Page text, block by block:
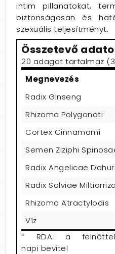
intim pillanatokat,
biztonságosan és
szexuális teljesítményt.
Összetevő
20 adagot tartalmaz
Megnevezés
Radix Ginseng
Rhizoma Polygonati
Cortex Cinnamomi
Semen Ziziphi
Radix Angelicae
Radix Salviae
Rhizoma Atractylodis
Víz
* RDA: a
napi bevitel